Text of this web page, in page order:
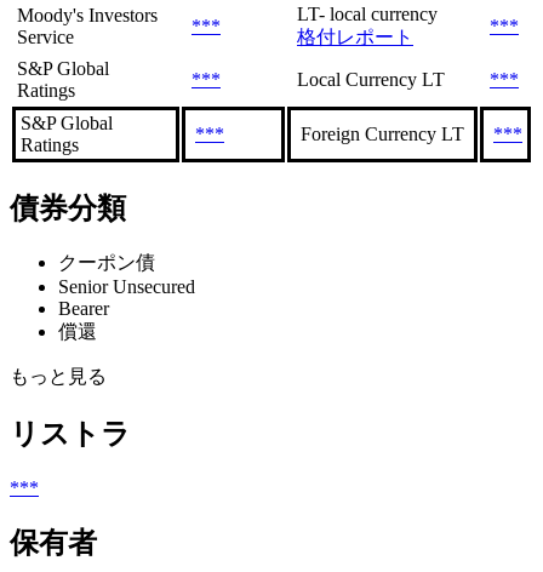
Moody's Investors
Service
***
LT- local currency
格付レポート
***
S&P Global
Ratings
*** Local Currency LT ***
S&P Global
Ratings
*** Foreign Currency LT ***
債券分類
クーポン債
Senior Unsecured
Bearer
償還
もっと見る
リストラ
***
保有者